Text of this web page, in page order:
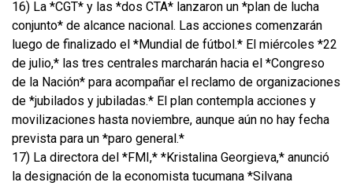
16) La *CGT* y las *dos CTA* lanzaron un *plan de lucha
conjunto* de alcance nacional. Las acciones comenzarán
luego de finalizado el *Mundial de fútbol.* El miércoles *22
de julio,* las tres centrales marcharán hacia el *Congreso
de la Nación* para acompañar el reclamo de organizaciones
de *jubilados y jubiladas.* El plan contempla acciones y
movilizaciones hasta noviembre, aunque aún no hay fecha
prevista para un *paro general.*
17) La directora del *FMI,* *Kristalina Georgieva,* anunció
la designación de la economista tucumana *Silvana